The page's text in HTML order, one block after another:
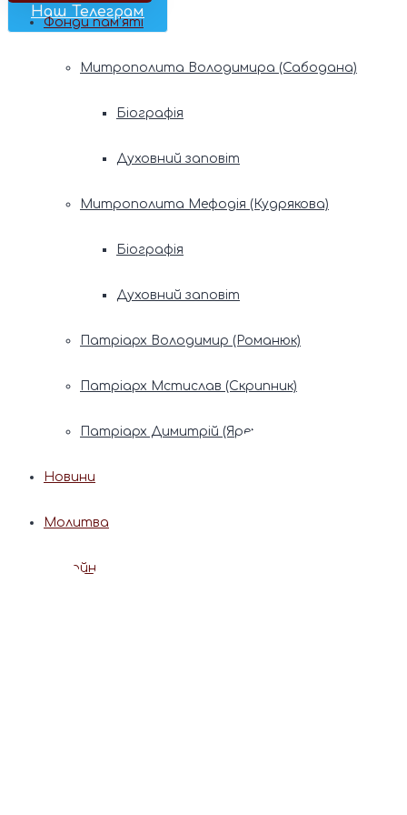
Наш Телеграм
Фонди пам’яті
Митрополита Володимира (Сабодана)
Біографія
Духовний заповіт
Митрополита Мефодія (Кудрякова)
Біографія
Духовний заповіт
Патріарх Володимир (Романюк)
Патріарх Мстислав (Скрипник)
Патріарх Димитрій (Ярема)
Новини
Молитва
Онлайн послуги